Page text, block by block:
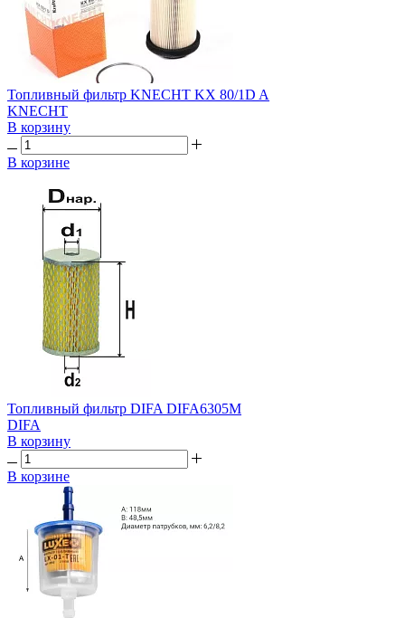
Топливный фильтр KNECHT KX 80/1D A
KNECHT
В корзину
В корзине
Топливный фильтр DIFA DIFA6305М
DIFA
В корзину
В корзине